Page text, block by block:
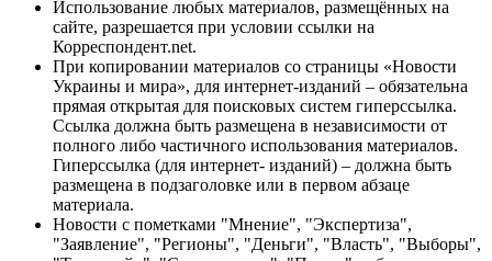
Использование любых материалов, размещённых на
сайте, разрешается при условии ссылки на
Корреспондент.net.
При копировании материалов со страницы «Новости
Украины и мира», для интернет-изданий – обязательна
прямая открытая для поисковых систем гиперссылка.
Ссылка должна быть размещена в независимости от
полного либо частичного использования материалов.
Гиперссылка (для интернет- изданий) – должна быть
размещена в подзаголовке или в первом абзаце
материала.
Новости с пометками "Мнение", "Экспертиза",
"Заявление", "Регионы", "Деньги", "Власть", "Выборы",